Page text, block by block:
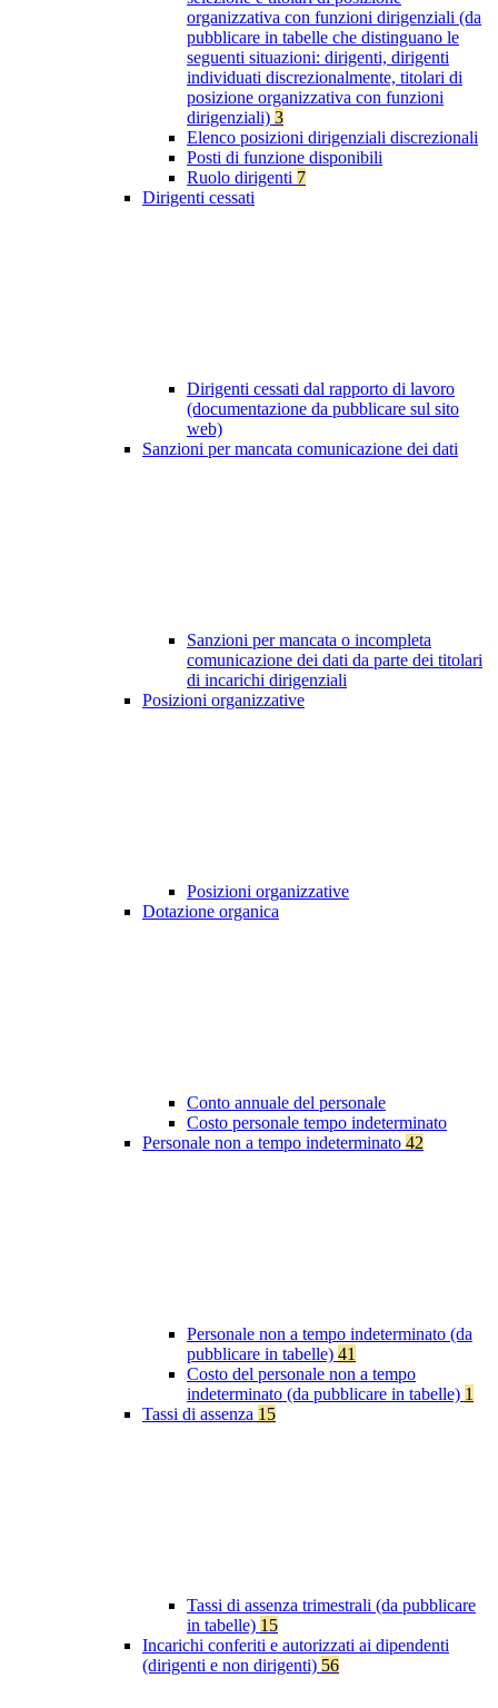
organizzativa con funzioni dirigenziali (da
pubblicare in tabelle che distinguano le
seguenti situazioni: dirigenti, dirigenti
individuati discrezionalmente, titolari di
posizione organizzativa con funzioni
dirigenziali) 3
Elenco posizioni dirigenziali discrezionali
Posti di funzione disponibili
Ruolo dirigenti 7
Dirigenti cessati
Dirigenti cessati dal rapporto di lavoro
(documentazione da pubblicare sul sito
web)
Sanzioni per mancata comunicazione dei dati
Sanzioni per mancata o incompleta
comunicazione dei dati da parte dei titolari
di incarichi dirigenziali
Posizioni organizzative
Posizioni organizzative
Dotazione organica
Conto annuale del personale
Costo personale tempo indeterminato
Personale non a tempo indeterminato 42
Personale non a tempo indeterminato (da
pubblicare in tabelle) 41
Costo del personale non a tempo
indeterminato (da pubblicare in tabelle) 1
Tassi di assenza 15
Tassi di assenza trimestrali (da pubblicare
in tabelle) 15
Incarichi conferiti e autorizzati ai dipendenti
(dirigenti e non dirigenti) 56